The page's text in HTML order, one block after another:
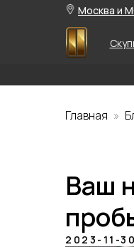
Москва и
Главная
Ваш
2023-11-